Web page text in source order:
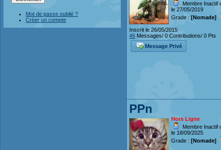
Mot de passe oublié ?
Créer un compte
Membre Inactif
le 27/05/2019
Grade : [Nomade]
Inscrit le 26/05/2015
46 Messages/ 0 Contributions/ 0 Pts
Message Privé
PPn
Hors Ligne
Membre Inactif
le 18/09/2025
Grade : [Nomade]